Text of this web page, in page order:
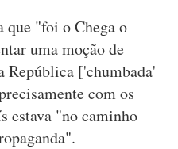
que "foi o Chega o
uma moção de
República ['chumbada'
com os
estava "no caminho